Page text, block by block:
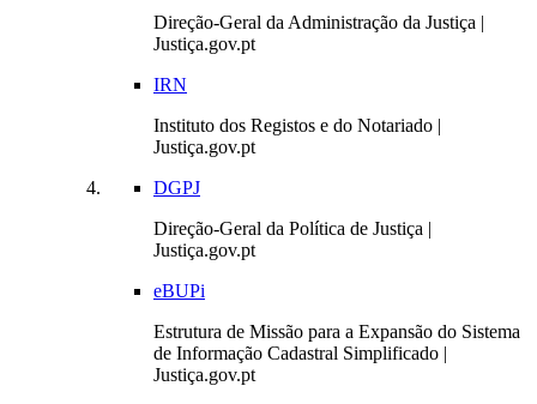
Direção-Geral da Administração da Justiça |
Justiça.gov.pt
IRN
Instituto dos Registos e do Notariado |
Justiça.gov.pt
DGPJ
Direção-Geral da Política de Justiça |
Justiça.gov.pt
eBUPi
Estrutura de Missão para a Expansão do Sistema
de Informação Cadastral Simplificado |
Justiça.gov.pt